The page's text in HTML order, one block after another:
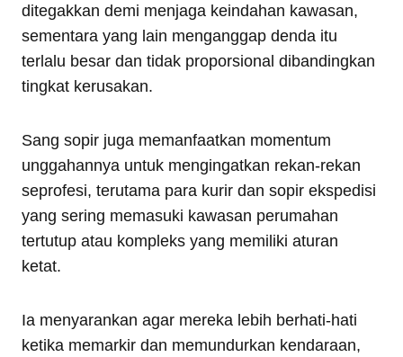
ditegakkan demi menjaga keindahan kawasan,
sementara yang lain menganggap denda itu
terlalu besar dan tidak proporsional dibandingkan
tingkat kerusakan.
Sang sopir juga memanfaatkan momentum
unggahannya untuk mengingatkan rekan-rekan
seprofesi, terutama para kurir dan sopir ekspedisi
yang sering memasuki kawasan perumahan
tertutup atau kompleks yang memiliki aturan
ketat.
Ia menyarankan agar mereka lebih berhati-hati
ketika memarkir dan memundurkan kendaraan,